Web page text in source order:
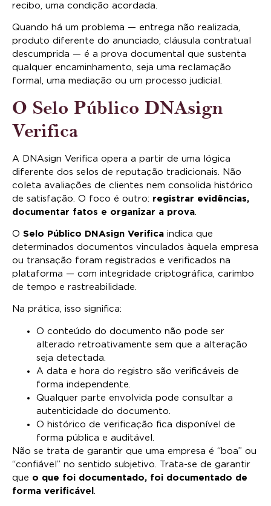
recibo, uma condição acordada.
Quando há um problema — entrega não realizada,
produto diferente do anunciado, cláusula contratual
descumprida — é a prova documental que sustenta
qualquer encaminhamento, seja uma reclamação
formal, uma mediação ou um processo judicial.
O Selo Público DNAsign
Verifica
A DNAsign Verifica opera a partir de uma lógica
diferente dos selos de reputação tradicionais. Não
coleta avaliações de clientes nem consolida histórico
de satisfação. O foco é outro: registrar evidências,
documentar fatos e organizar a prova
O Selo Público DNAsign Verifica indica que
determinados documentos vinculados àquela empresa
ou transação foram registrados e verificados na
plataforma — com integridade criptográfica, carimbo
de tempo e rastreabilidade.
Na prática, isso significa:
O conteúdo do documento não pode ser
alterado retroativamente sem que a alteração
seja detectada.
A data e hora do registro são verificáveis de
forma independente.
Qualquer parte envolvida pode consultar a
autenticidade do documento.
O histórico de verificação fica disponível de
forma pública e auditável.
Não se trata de garantir que uma empresa é “boa” ou
“confiável” no sentido subjetivo. Trata-se de garantir
que o que foi documentado, foi documentado de
forma verificável